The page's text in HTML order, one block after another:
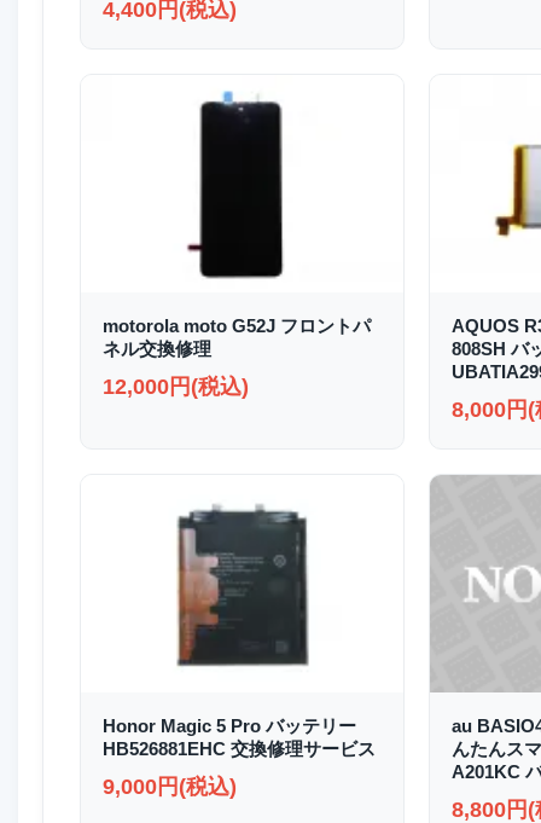
4,400円(税込)
motorola moto G52J フロントパ
ネル交換修理
12,000円(税込)
AQUOS
808SH バ
8,000円(
Honor Magic 5 Pro バッテリー
HB526881EHC 交換修理サービス
9,000円(税込)
au
んたんス
A201KC
8,800円(